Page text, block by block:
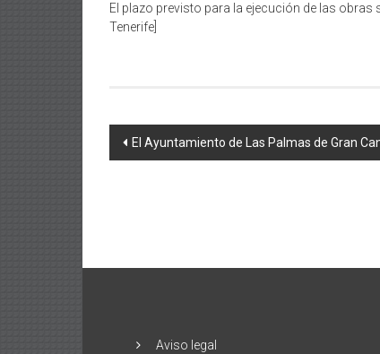
El plazo previsto para la ejecución de las
Tenerife]
Navegación
El Ayuntamiento de Las Palmas de Gran
Aviso legal